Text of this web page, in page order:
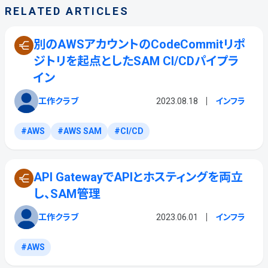
RELATED ARTICLES
別のAWSアカウントのCodeCommitリポ
ジトリを起点としたSAM CI/CDパイプラ
イン
工作クラブ 2023.08.18 インフラ
AWS AWS SAM CI/CD
API GatewayでAPIとホスティングを両立
し、SAM管理
工作クラブ 2023.06.01 インフラ
AWS